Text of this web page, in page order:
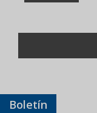
Boletín